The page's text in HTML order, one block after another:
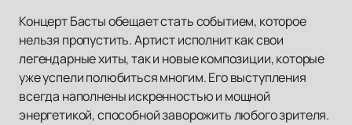
Концерт Басты обещает стать событием, которое
нельзя пропустить. Артист исполнит как свои
легендарные хиты, так и новые композиции, которые
уже успели полюбиться многим. Его выступления
всегда наполнены искренностью и мощной
энергетикой, способной заворожить любого зрителя.